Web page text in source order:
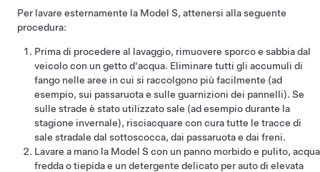
Per lavare esternamente la Model S, attenersi alla seguente
procedura:
Prima di procedere al lavaggio, rimuovere sporco e sabbia dal
veicolo con un getto d'acqua. Eliminare tutti gli accumuli di
fango nelle aree in cui si raccolgono più facilmente (ad
esempio, sui passaruota e sulle guarnizioni dei pannelli). Se
sulle strade è stato utilizzato sale (ad esempio durante la
stagione invernale), risciacquare con cura tutte le tracce di
sale stradale dal sottoscocca, dai passaruota e dai freni.
Lavare a mano la Model S con un panno morbido e pulito, acqua
fredda o tiepida e un detergente delicato per auto di elevata